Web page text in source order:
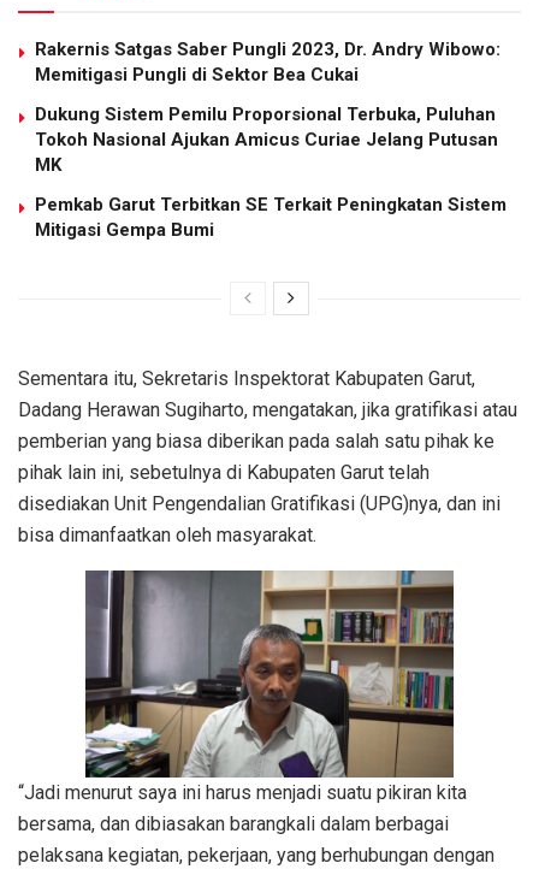
Rakernis Satgas Saber Pungli 2023, Dr. Andry Wibowo:
Memitigasi Pungli di Sektor Bea Cukai
Dukung Sistem Pemilu Proporsional Terbuka, Puluhan
Tokoh Nasional Ajukan Amicus Curiae Jelang Putusan
MK
Pemkab Garut Terbitkan SE Terkait Peningkatan Sistem
Mitigasi Gempa Bumi
Sementara itu, Sekretaris Inspektorat Kabupaten Garut,
Dadang Herawan Sugiharto, mengatakan, jika gratifikasi atau
pemberian yang biasa diberikan pada salah satu pihak ke
pihak lain ini, sebetulnya di Kabupaten Garut telah
disediakan Unit Pengendalian Gratifikasi (UPG)nya, dan ini
bisa dimanfaatkan oleh masyarakat.
“Jadi menurut saya ini harus menjadi suatu pikiran kita
bersama, dan dibiasakan barangkali dalam berbagai
pelaksana kegiatan, pekerjaan, yang berhubungan dengan